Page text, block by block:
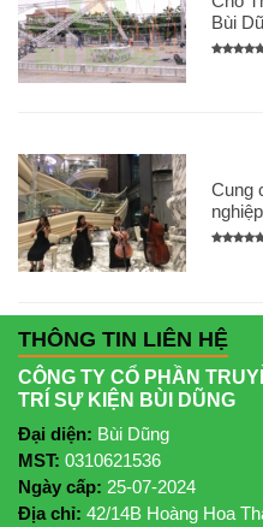
Bùi
Cung
nghiệp
THÔNG TIN LIÊN HỆ
CÔNG TY CỔ PHẦN
TRÍ SỰ KIỆN BÙI DŨNG
Đại diện: Bùi Dũng
MST: 0310621536
Ngày cấp: 25-07-2024
Địa chỉ: 42/14B Hoàng Hoa